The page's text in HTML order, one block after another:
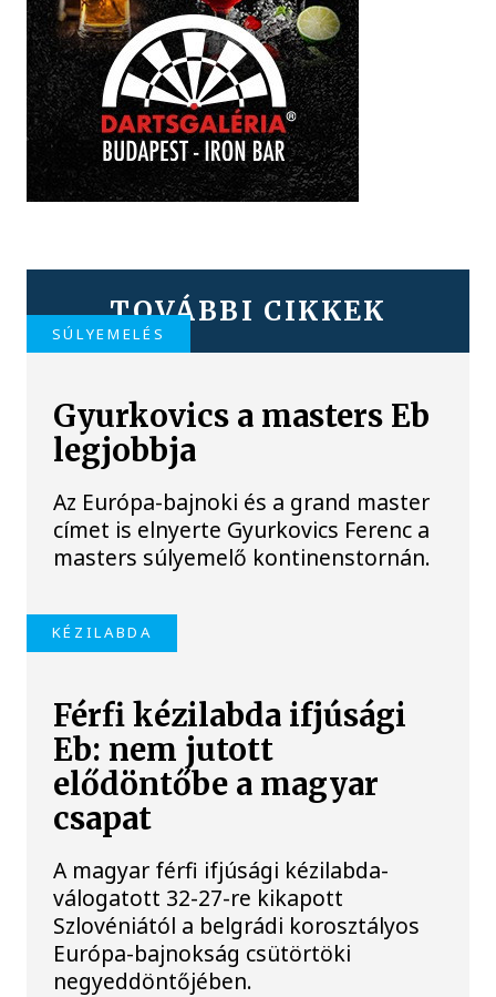
TOVÁBBI CIKKEK
SÚLYEMELÉS
Gyurkovics a masters Eb
legjobbja
Az Európa-bajnoki és a grand master
címet is elnyerte Gyurkovics Ferenc a
masters súlyemelő kontinenstornán.
KÉZILABDA
Férfi kézilabda ifjúsági
Eb: nem jutott
elődöntőbe a magyar
csapat
A magyar férfi ifjúsági kézilabda-
válogatott 32-27-re kikapott
Szlovéniától a belgrádi korosztályos
Európa-bajnokság csütörtöki
negyeddöntőjében.